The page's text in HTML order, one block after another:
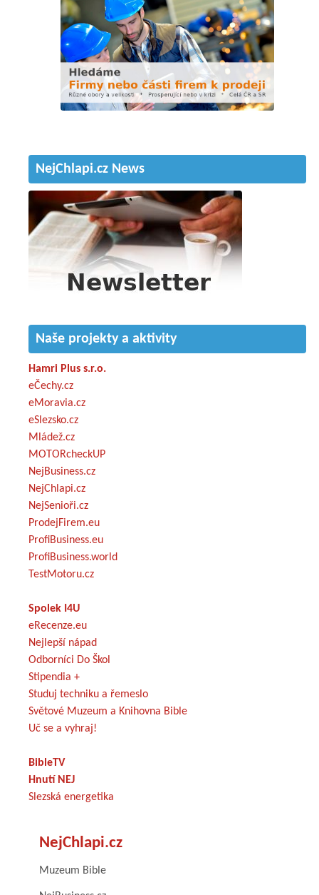
NejChlapi.cz News
Naše projekty a aktivity
Hamri Plus s.r.o.
eČechy.cz
eMoravia.cz
eSlezsko.cz
Mládež.cz
MOTORcheckUP
NejBusiness.cz
NejChlapi.cz
NejSenioři.cz
ProdejFirem.eu
ProfiBusiness.eu
ProfiBusiness.world
TestMotoru.cz
Spolek I4U
eRecenze.eu
Nejlepší nápad
Odborníci Do Škol
Stipendia +
Studuj techniku a řemeslo
Světové Muzeum a Knihovna Bible
Uč se a vyhraj!
BibleTV
Hnutí NEJ
Slezská energetika
NejChlapi.cz
Muzeum Bible